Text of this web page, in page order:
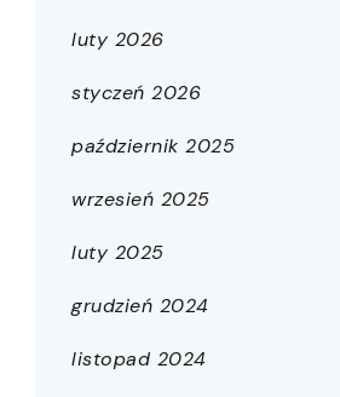
luty 2026
styczeń 2026
październik 2025
wrzesień 2025
luty 2025
grudzień 2024
listopad 2024